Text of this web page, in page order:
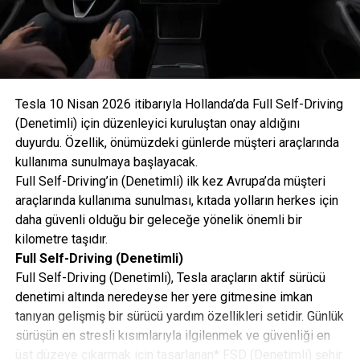
Verimlilik ve Aerodinamik Mükemmellik
Yeni modelin sportif tavan yapısı, sadece etkileyici bir
görünüm sunmakla kalmıyor; hava direncini azaltarak
teknik bir avantaja dönüştürüyor. 0,23 cd sürtünme
katsayısına (SUV: 0,25) sahip olan %100 Elektrikli
Cayenne Coupé, bu sayede WLTP karma menzilini SUV
versiyonuna daha da artırarak ortalama 670 km şehir içi
ise 809 km’ye kadar çıkarıyor. Porsche Aktif Aerodinamik
(PAA) sistemi kapsamında sunulan hareketli soğutma
hava kapakları ve adaptif arka spoyler, yüksek hız
seviyesinde stabiliteyi maksimize ediyor.
Tesla 10 Nisan 2026 itibarıyla Hollanda’da Full Self-Driving
(Denetimli) için düzenleyici kuruluştan onay aldığını
duyurdu. Özellik, önümüzdeki günlerde müşteri araçlarında
kullanıma sunulmaya başlayacak.
Full Self-Driving’in (Denetimli) ilk kez Avrupa’da müşteri
araçlarında kullanıma sunulması, kıtada yolların herkes için
daha güvenli olduğu bir geleceğe yönelik önemli bir
kilometre taşıdır.
Full Self-Driving (Denetimli)
Full Self-Driving (Denetimli), Tesla araçların aktif sürücü
denetimi altında neredeyse her yere gitmesine imkan
tanıyan gelişmiş bir sürücü yardım özellikleri setidir. Günlük
sürüşün en stresli kısımlarıyla ilgilenmek ve güvenliği en